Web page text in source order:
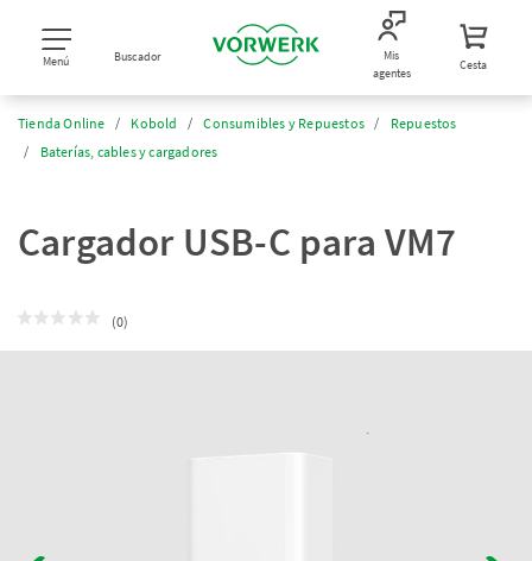
Menú Buscador
Mis
agentes
Cesta
Tienda Online Kobold Consumibles y Repuestos
Repuestos
Baterías, cables y cargadores
Cargador USB-C para VM7
(0)